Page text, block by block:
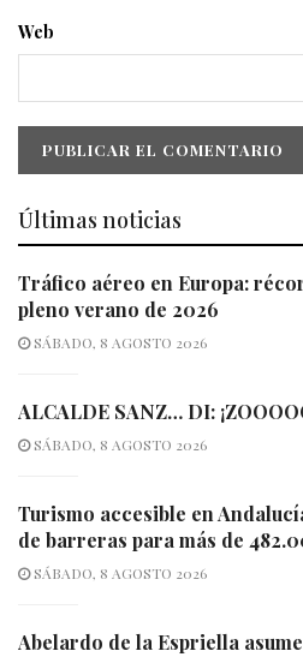
Web
Últimas noticias
Tráfico aéreo en Europa:
pleno verano de 2026
SÁBADO, 8 AGOSTO 2026
ALCALDE SANZ… DI:
SÁBADO, 8 AGOSTO 2026
Turismo accesible en
de barreras para más de
SÁBADO, 8 AGOSTO 2026
Abelardo de la Espriella